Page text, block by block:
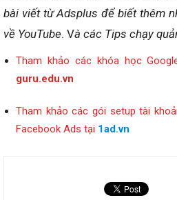
bài viết từ Adsplus để biết thêm
về YouTube. Và các Tips chạy
Tham khảo các khóa học
guru.edu.vn
Tham khảo các gói setup tài
Facebook Ads tại 1ad.vn